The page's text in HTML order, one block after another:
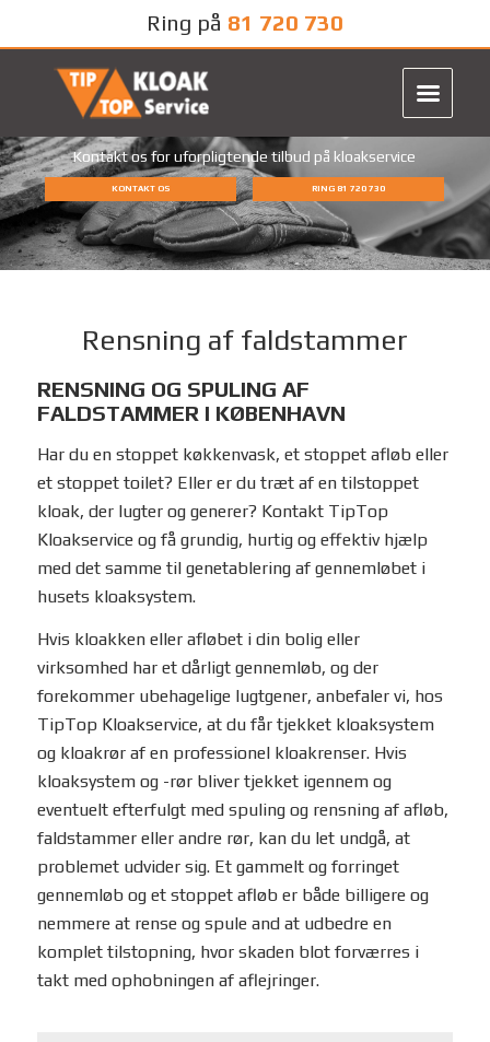
Ring på 81 720 730
Kontakt os for uforpligtende tilbud på kloakservice
KONTAKT OS RING 81 720 730
Rensning af faldstammer
RENSNING OG SPULING AF
FALDSTAMMER I KØBENHAVN
Har du en stoppet køkkenvask, et stoppet afløb eller
et stoppet toilet? Eller er du træt af en tilstoppet
kloak, der lugter og generer? Kontakt TipTop
Kloakservice og få grundig, hurtig og effektiv hjælp
med det samme til genetablering af gennemløbet i
husets kloaksystem.
Hvis kloakken eller afløbet i din bolig eller
virksomhed har et dårligt gennemløb, og der
forekommer ubehagelige lugtgener, anbefaler vi, hos
TipTop Kloakservice, at du får tjekket kloaksystem
og kloakrør af en professionel kloakrenser. Hvis
kloaksystem og -rør bliver tjekket igennem og
eventuelt efterfulgt med spuling og rensning af afløb,
faldstammer eller andre rør, kan du let undgå, at
problemet udvider sig. Et gammelt og forringet
gennemløb og et stoppet afløb er både billigere og
nemmere at rense og spule and at udbedre en
komplet tilstopning, hvor skaden blot forværres i
takt med ophobningen af aflejringer.